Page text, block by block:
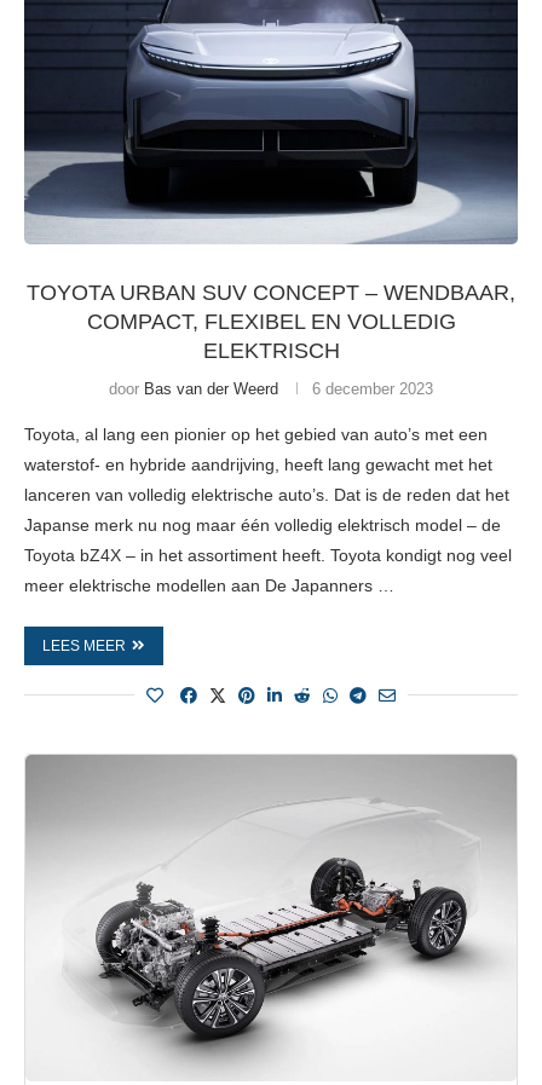
TOYOTA URBAN SUV CONCEPT – WENDBAAR,
COMPACT, FLEXIBEL EN VOLLEDIG
ELEKTRISCH
door Bas van der Weerd 6 december 2023
Toyota, al lang een pionier op het gebied van auto’s met een
waterstof- en hybride aandrijving, heeft lang gewacht met het
lanceren van volledig elektrische auto’s. Dat is de reden dat het
Japanse merk nu nog maar één volledig elektrisch model – de
Toyota bZ4X – in het assortiment heeft. Toyota kondigt nog veel
meer elektrische modellen aan De Japanners …
LEES MEER